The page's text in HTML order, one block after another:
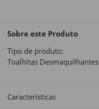
Sobre este Produto
Tipo de produto:
Toalhitas Desmaquilhantes
Características